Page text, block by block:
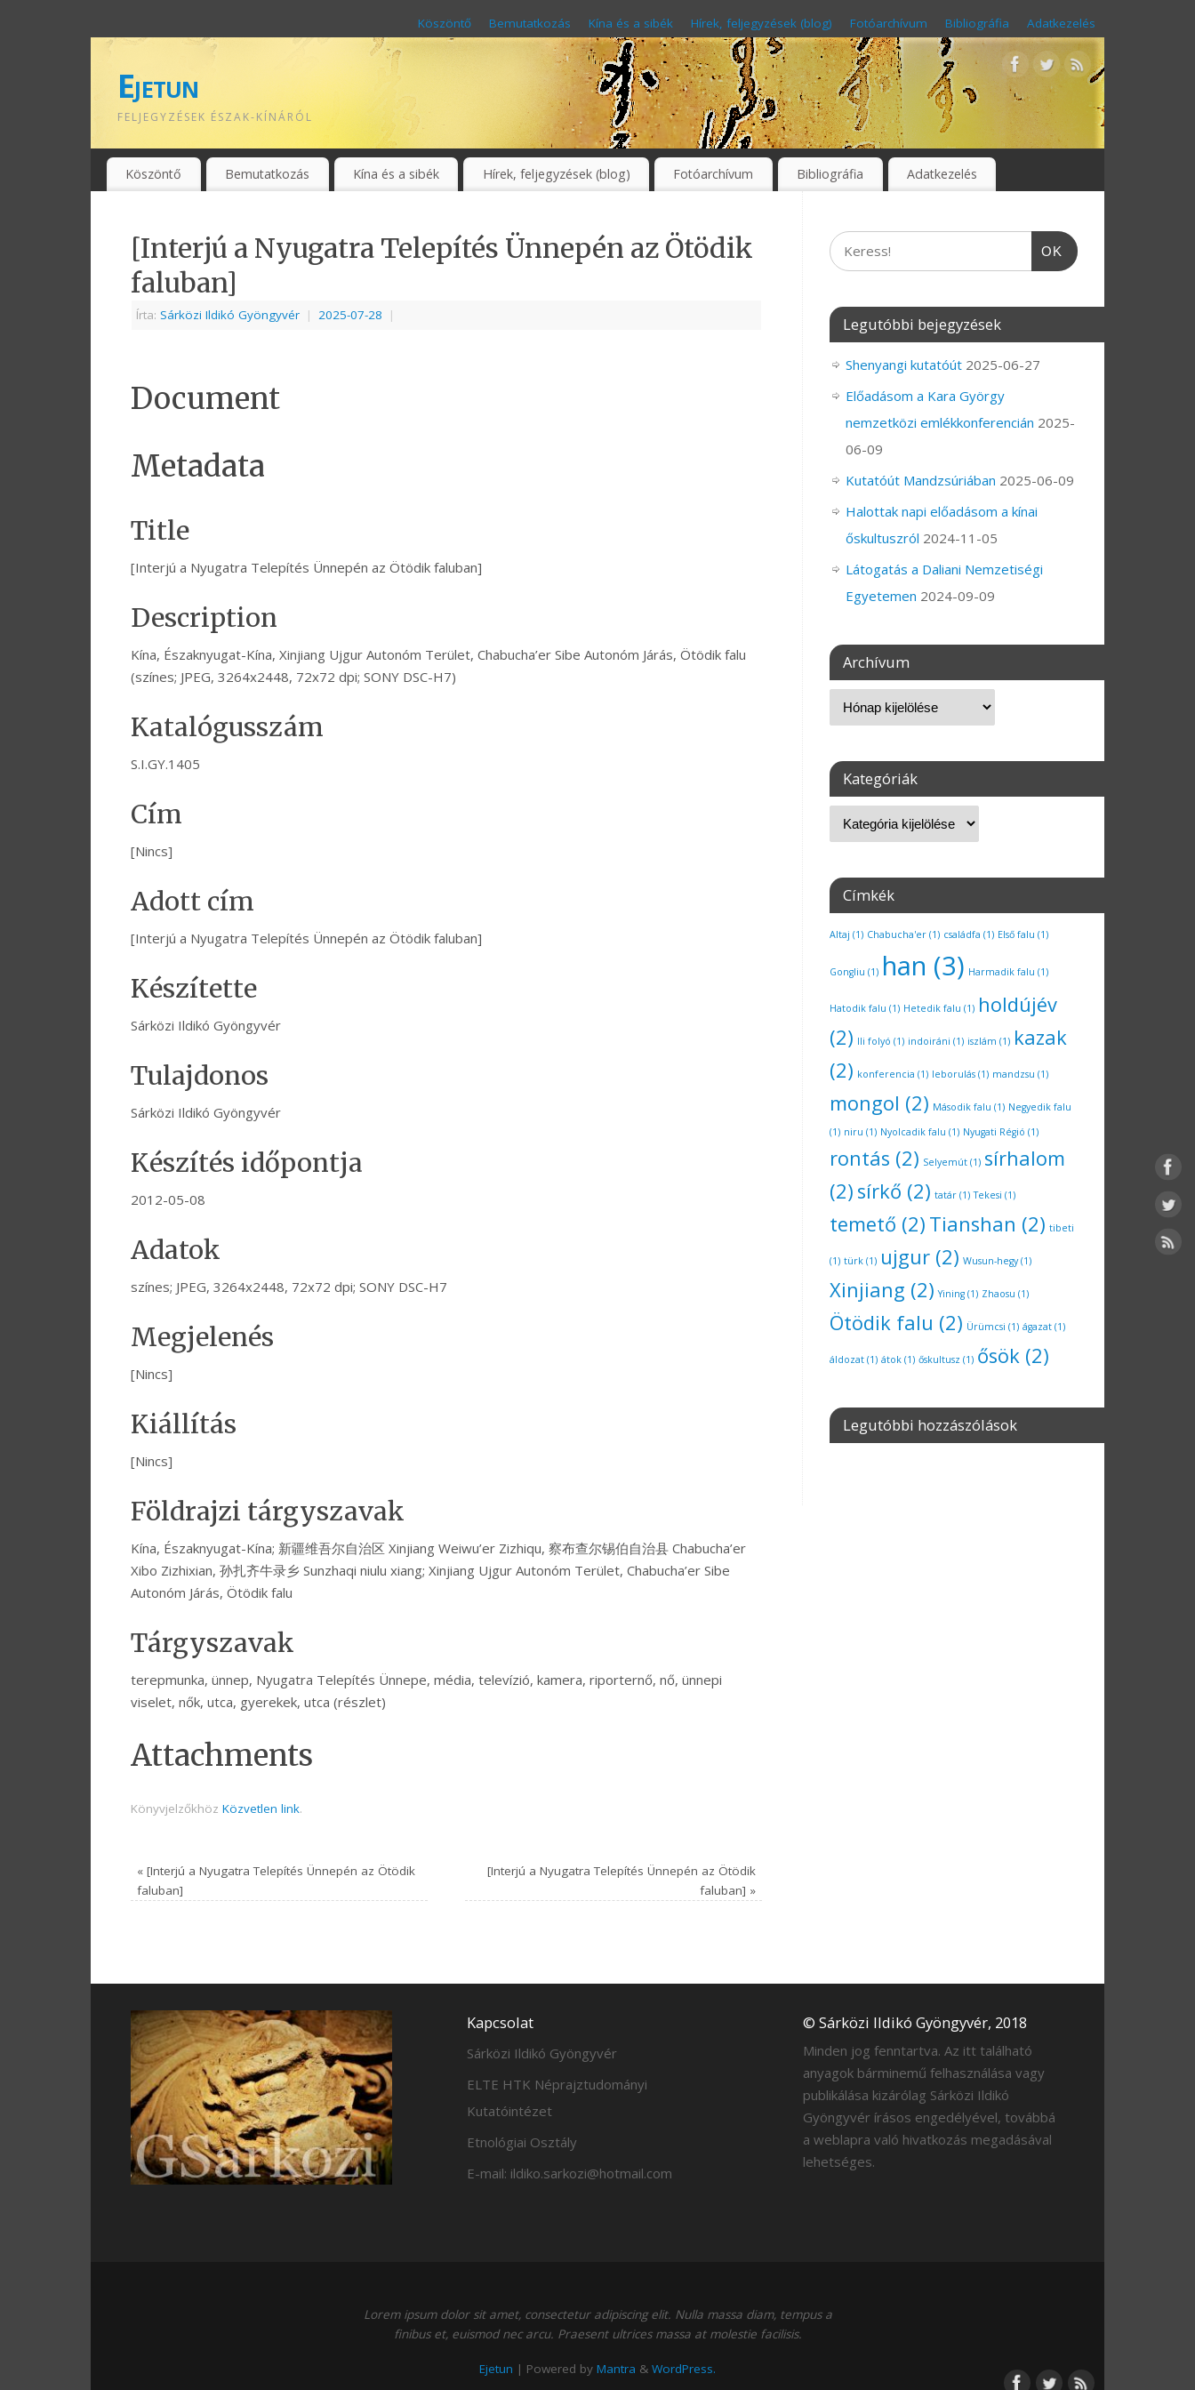
Köszöntő Bemutatkozás Kína és a sibék Hírek, feljegyzések (blog) Fotóarchívum Bibliográfia Adatkezelés
Ejetun
FELJEGYZÉSEK ÉSZAK-KÍNÁRÓL
Köszöntő Bemutatkozás Kína és a sibék Hírek, feljegyzések (blog) Fotóarchívum Bibliográfia Adatkezelés
[Interjú a Nyugatra Telepítés Ünnepén az Ötödik
faluban]
Írta: Sárközi Ildikó Gyöngyvér | 2025-07-28 |
Document
Metadata
Title
[Interjú a Nyugatra Telepítés Ünnepén az Ötödik faluban]
Description
Kína, Északnyugat-Kína, Xinjiang Ujgur Autonóm Terület, Chabucha’er Sibe Autonóm Járás, Ötödik falu
(színes; JPEG, 3264x2448, 72x72 dpi; SONY DSC-H7)
Katalógusszám
S.I.GY.1405
Cím
[Nincs]
Adott cím
[Interjú a Nyugatra Telepítés Ünnepén az Ötödik faluban]
Készítette
Sárközi Ildikó Gyöngyvér
Tulajdonos
Sárközi Ildikó Gyöngyvér
Készítés időpontja
2012-05-08
Adatok
színes; JPEG, 3264x2448, 72x72 dpi; SONY DSC-H7
Megjelenés
[Nincs]
Kiállítás
[Nincs]
Földrajzi tárgyszavak
Kína, Északnyugat-Kína; 新疆维吾尔自治区 Xinjiang Weiwu’er Zizhiqu, 察布查尔锡伯自治县 Chabucha’er
Xibo Zizhixian, 孙扎齐牛录乡 Sunzhaqi niulu xiang; Xinjiang Ujgur Autonóm Terület, Chabucha’er Sibe
Autonóm Járás, Ötödik falu
Tárgyszavak
terepmunka, ünnep, Nyugatra Telepítés Ünnepe, média, televízió, kamera, riporternő, nő, ünnepi
viselet, nők, utca, gyerekek, utca (részlet)
Attachments
Könyvjelzőkhöz Közvetlen link.
« [Interjú a Nyugatra Telepítés Ünnepén az Ötödik
faluban]
[Interjú a Nyugatra Telepítés Ünnepén az Ötödik
faluban] »
OK
Legutóbbi bejegyzések
Shenyangi kutatóút 2025-06-27
Előadásom a Kara György
nemzetközi emlékkonferencián 2025-
06-09
Kutatóút Mandzsúriában 2025-06-09
Halottak napi előadásom a kínai
őskultuszról 2024-11-05
Látogatás a Daliani Nemzetiségi
Egyetemen 2024-09-09
Archívum
Kategóriák
Címkék
Altaj (1) Chabucha'er (1) családfa (1) Első falu (1)
Gongliu (1) han (3) Harmadik falu (1)
Hatodik falu (1) Hetedik falu (1) holdújév
(2) Ili folyó (1) indoiráni (1) iszlám (1) kazak
(2) konferencia (1) leborulás (1) mandzsu (1)
mongol (2) Második falu (1) Negyedik falu
(1) niru (1) Nyolcadik falu (1) Nyugati Régió (1)
rontás (2) Selyemút (1) sírhalom
(2) sírkő (2) tatár (1) Tekesi (1)
temető (2) Tianshan (2) tibeti
(1) türk (1) ujgur (2) Wusun-hegy(1)
Xinjiang (2) Yining (1) Zhaosu (1)
Ötödik falu (2) Ürümcsi (1) ágazat (1)
áldozat (1) átok (1) őskultusz (1) ősök (2)
Legutóbbi hozzászólások
Kapcsolat
Sárközi Ildikó Gyöngyvér
ELTE HTK Néprajztudományi
Kutatóintézet
Etnológiai Osztály
E-mail: ildiko.sarkozi@hotmail.com
© Sárközi Ildikó Gyöngyvér, 2018
Minden jog fenntartva. Az itt található
anyagok bárminemű felhasználása vagy
publikálása kizárólag Sárközi Ildikó
Gyöngyvér írásos engedélyével, továbbá
a weblapra való hivatkozás megadásával
lehetséges.
Lorem ipsum dolor sit amet, consectetur adipiscing elit. Nulla massa diam, tempus a
finibus et, euismod nec arcu. Praesent ultrices massa at molestie facilisis.
Ejetun | Powered by Mantra & WordPress.